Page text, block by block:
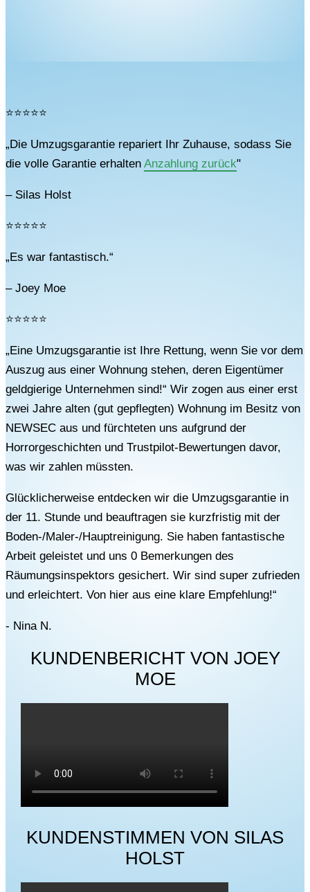
⭐⭐⭐⭐⭐
„Die Umzugsgarantie repariert Ihr Zuhause, sodass Sie
die volle Garantie erhalten Anzahlung zurück"
– Silas Holst
⭐⭐⭐⭐⭐
„Es war fantastisch.“
– Joey Moe
⭐⭐⭐⭐⭐
„Eine Umzugsgarantie ist Ihre Rettung, wenn Sie vor dem
Auszug aus einer Wohnung stehen, deren Eigentümer
geldgierige Unternehmen sind!“ Wir zogen aus einer erst
zwei Jahre alten (gut gepflegten) Wohnung im Besitz von
NEWSEC aus und fürchteten uns aufgrund der
Horrorgeschichten und Trustpilot-Bewertungen davor,
was wir zahlen müssten.
Glücklicherweise entdecken wir die Umzugsgarantie in
der 11. Stunde und beauftragen sie kurzfristig mit der
Boden-/Maler-/Hauptreinigung. Sie haben fantastische
Arbeit geleistet und uns 0 Bemerkungen des
Räumungsinspektors gesichert. Wir sind super zufrieden
und erleichtert. Von hier aus eine klare Empfehlung!“
- Nina N.
KUNDENBERICHT VON JOEY
MOE
KUNDENSTIMMEN VON SILAS
HOLST